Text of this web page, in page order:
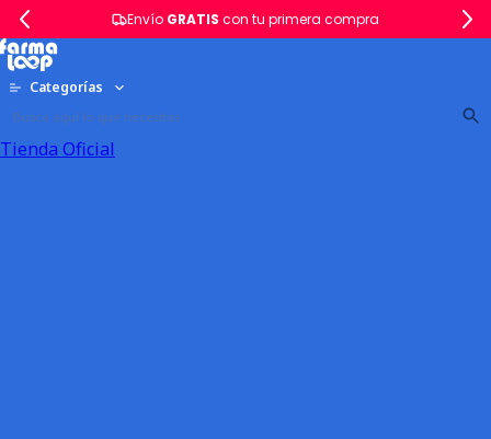
Envío GRATIS con tu primera compra
Categorías
Tienda Oficial